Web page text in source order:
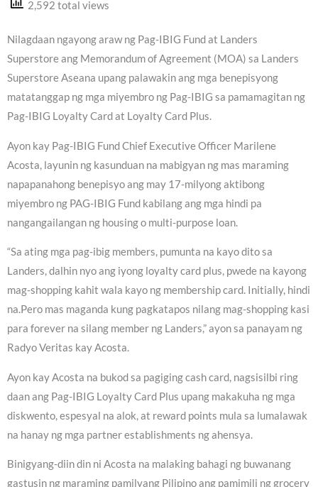
2,592 total views
Nilagdaan ngayong araw ng Pag-IBIG Fund at Landers
Superstore ang Memorandum of Agreement (MOA) sa Landers
Superstore Aseana upang palawakin ang mga benepisyong
matatanggap ng mga miyembro ng Pag-IBIG sa pamamagitan ng
Pag-IBIG Loyalty Card at Loyalty Card Plus.
Ayon kay Pag-IBIG Fund Chief Executive Officer Marilene
Acosta, layunin ng kasunduan na mabigyan ng mas maraming
napapanahong benepisyo ang may 17-milyong aktibong
miyembro ng PAG-IBIG Fund kabilang ang mga hindi pa
nangangailangan ng housing o multi-purpose loan.
“Sa ating mga pag-ibig members, pumunta na kayo dito sa
Landers, dalhin nyo ang iyong loyalty card plus, pwede na kayong
mag-shopping kahit wala kayo ng membership card. Initially, hindi
na.Pero mas maganda kung pagkatapos nilang mag-shopping kasi
para forever na silang member ng Landers,” ayon sa panayam ng
Radyo Veritas kay Acosta.
Ayon kay Acosta na bukod sa pagiging cash card, nagsisilbi ring
daan ang Pag-IBIG Loyalty Card Plus upang makakuha ng mga
diskwento, espesyal na alok, at reward points mula sa lumalawak
na hanay ng mga partner establishments ng ahensya.
Binigyang-diin din ni Acosta na malaking bahagi ng buwanang
gastusin ng maraming pamilyang Pilipino ang pamimili ng grocery